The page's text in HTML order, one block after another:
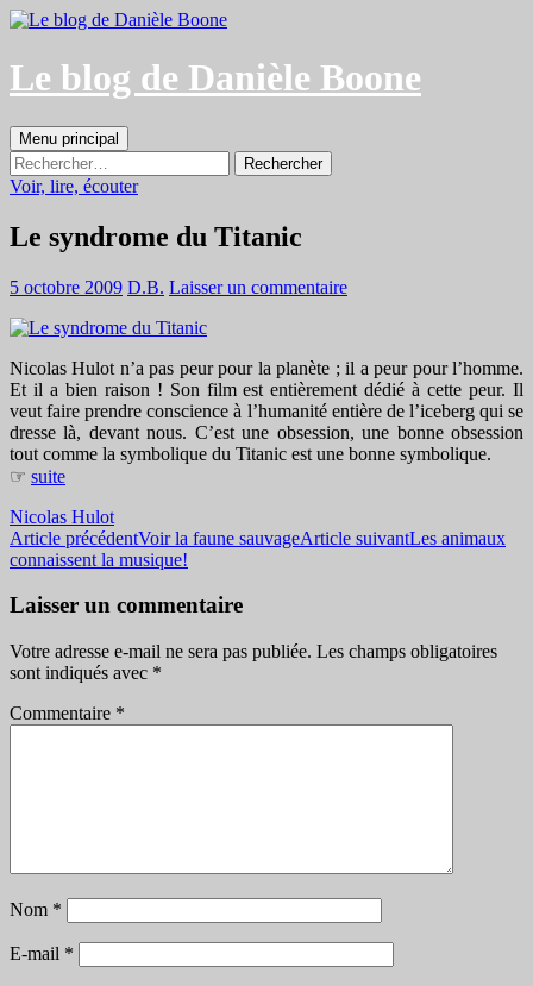
Aller
contenu
Le blog de Danièle Boone
Recherche
Menu principal
Rechercher :
Voir, lire, écouter
Le syndrome du Titanic
5 octobre 2009 D.B. Laisser un commentaire
Nicolas Hulot n’a pas peur pour la planète ; il a peur pour l’homme.
Et il a bien raison ! Son film est entièrement dédié à cette peur. Il
veut faire prendre conscience à l’humanité entière de l’iceberg qui se
dresse là, devant nous. C’est une obsession, une bonne obsession
tout comme la symbolique du Titanic est une bonne symbolique.
☞ suite
Nicolas Hulot
Navigation
des
articles
Article précédentVoir la faune sauvageArticle suivantLes animaux
connaissent la musique!
Laisser un commentaire
Votre adresse e-mail ne sera pas publiée. Les champs obligatoires
sont indiqués avec *
Commentaire *
Nom *
E-mail *